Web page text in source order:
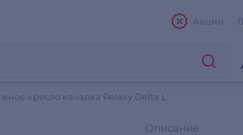
Акции
кресло качалка Relaxy Delta L
Описание